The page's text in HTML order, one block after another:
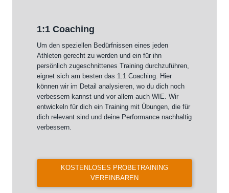
1:1 Coaching
Um den speziellen Bedürfnissen eines jeden
Athleten gerecht zu werden und ein für ihn
persönlich zugeschnittenes Training durchzuführen,
eignet sich am besten das 1:1 Coaching. Hier
können wir im Detail analysieren, wo du dich noch
verbessern kannst und vor allem auch WIE. Wir
entwickeln für dich ein Training mit Übungen, die für
dich relevant sind und deine Performance nachhaltig
verbessern.
KOSTENLOSES PROBETRAINING
VEREINBAREN